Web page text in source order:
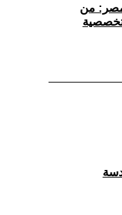
مصر: من